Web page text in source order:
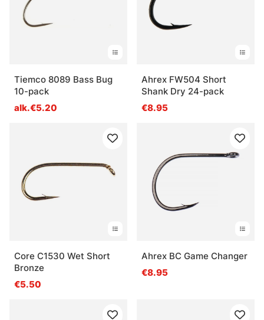
Tiemco 8089 Bass Bug
10-pack
alk.€5.20
Ahrex FW504 Short
Shank Dry 24-pack
€8.95
Core C1530 Wet Short
Bronze
€5.50
Ahrex BC Game Changer
€8.95